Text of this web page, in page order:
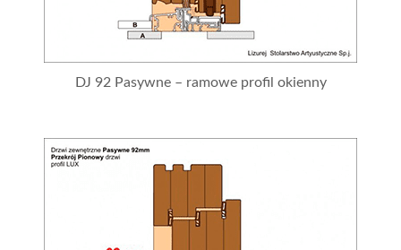
DJ 92 Pasywne – ramowe profil okienny